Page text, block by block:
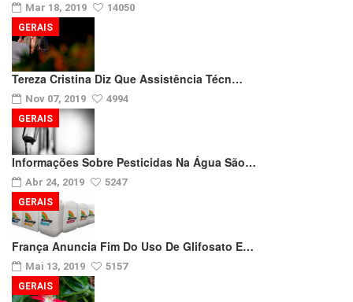
Mar 18, 2019 14050
Tereza Cristina Diz Que Assistência Técn…
Nov 07, 2019 4994
GERAIS
Informações Sobre Pesticidas Na Água São…
Abr 24, 2019 5247
GERAIS
França Anuncia Fim Do Uso De Glifosato E…
Mai 13, 2019 5157
GERAIS
GERAIS